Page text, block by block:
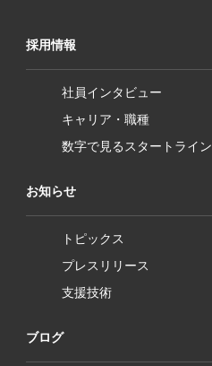
採用情報
社員インタビュー
キャリア・職種
数字で見るスタートライン
お知らせ
トピックス
プレスリリース
支援技術
ブログ